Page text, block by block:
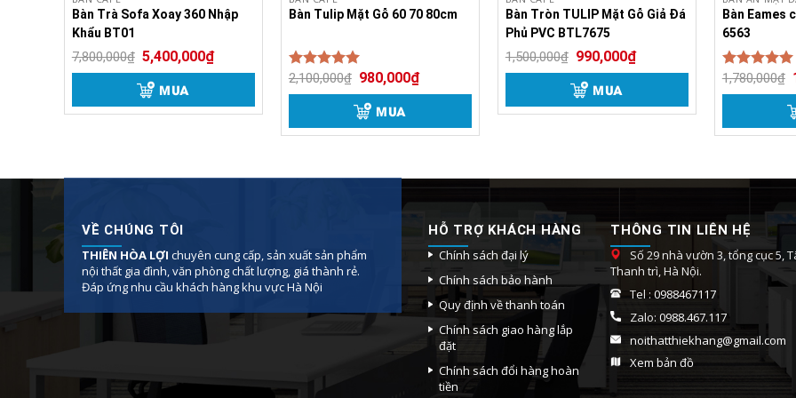
Bàn Trà Sofa
Công dụng Bàn Trà Sofa Xoay Thông Minh Nhập Khẩu BT02
Bàn Trà Sofa Xoay Thông MInh Nhập Khẩu .hay còn gọi là bàn trà đôi tròn. Mẫu bàn uống nước này có
Trong đó, bộ phận nâng đỡ thường được làm từ inox 304 (loại thép không gỉ) cũng có dạng đường tròn.
Bàn uống nước 2 nửa hình tròn phối hợp nhiều chất liệu khác nhau trong cùng một sản phẩm: Nhựa
Bàn Trà Sofa Xoay 360 Nhập
Khẩu BT01
7,800,000₫ 5,400,000₫
MUA
Bàn Tulip Mặt Gỗ 60 70 80cm
Được xếp
hạng5.00
2,100,000₫ 980,000₫
MUA
Bàn Tròn TULIP Mặt Gỗ Giả Đá
Phủ PVC BTL7675
1,500,000₫ 990,000₫
MUA
Bàn Eames
6563
Được xếp
hạng5.00
1,780,000₫
VỀ CHÚNG TÔI
THIÊN HÒA LỢI chuyên cung cấp, sản xuất sản phẩm
nội thất gia đình, văn phòng chất lượng, giá thành rẻ.
Đáp ứng nhu cầu khách hàng khu vực Hà Nội
HỖ TRỢ KHÁCH HÀNG
Chính sách đại lý
Chính sách bảo hành
Quy định về thanh toán
Chính sách giao hàng lắp
đặt
Chính sách đổi hàng hoàn
tiền
THÔNG TIN LIÊN HỆ
Số 29 nhà vườn 3, tổng cục 5,
Thanh trì, Hà Nội.
Tel : 0988467117
Zalo: 0988.467.117
noithatthiekhang@gmail.com
Xem bản đồ